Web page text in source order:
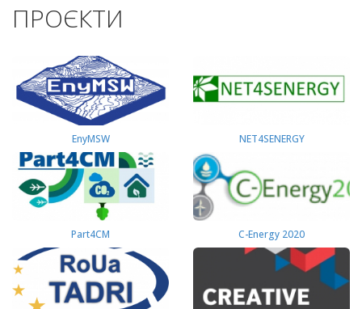
ПРОЄКТИ
EnyMSW NET4SENERGY
Part4СМ C-Energy 2020